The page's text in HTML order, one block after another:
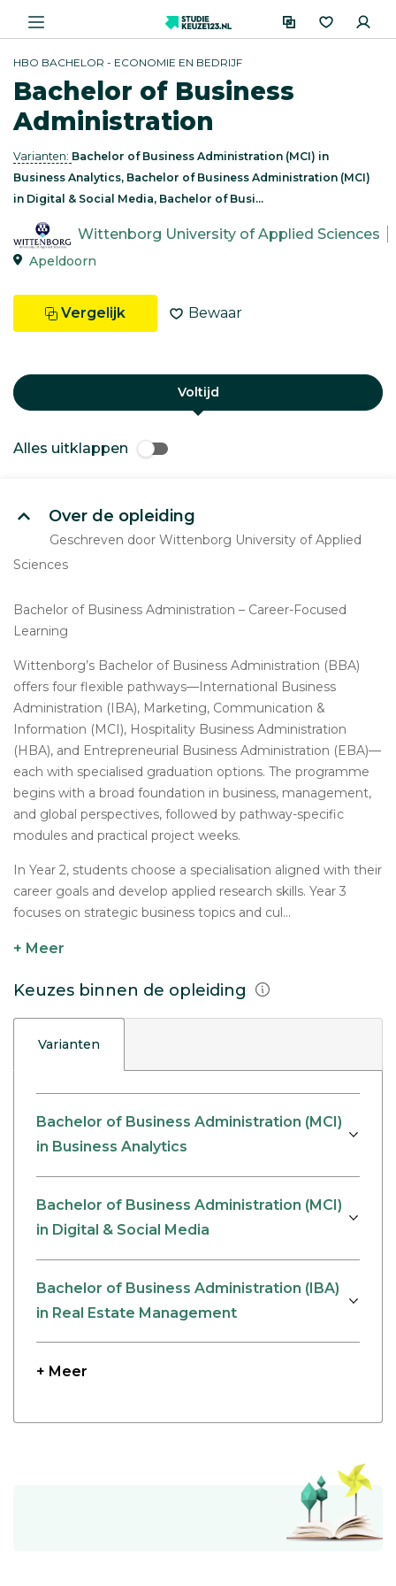
HBO BACHELOR - ECONOMIE EN BEDRIJF
Bachelor of Business
Administration
Varianten: Bachelor of Business Administration (MCI) in
Business Analytics, Bachelor of Business Administration (MCI)
in Digital & Social Media, Bachelor of Busi...
Wittenborg University of Applied Sciences
Apeldoorn
Vergelijk Bewaar
Voltijd
Alles uitklappen
Over de opleiding
Geschreven door Wittenborg University of Applied
Sciences
Bachelor of Business Administration – Career-Focused
Learning
Wittenborg’s Bachelor of Business Administration (BBA)
offers four flexible pathways—International Business
Administration (IBA), Marketing, Communication &
Information (MCI), Hospitality Business Administration
(HBA), and Entrepreneurial Business Administration (EBA)—
each with specialised graduation options. The programme
begins with a broad foundation in business, management,
and global perspectives, followed by pathway-specific
modules and practical project weeks.
In Year 2, students choose a specialisation aligned with their
career goals and develop applied research skills. Year 3
focuses on strategic business topics and cul...
+ Meer
Keuzes binnen de opleiding
Varianten
Bachelor of Business Administration (MCI)
in Business Analytics
Bachelor of Business Administration (MCI)
in Digital & Social Media
Bachelor of Business Administration (IBA)
in Real Estate Management
+ Meer